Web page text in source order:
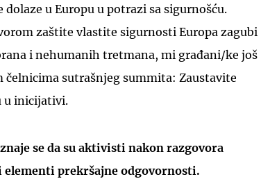
u Europu u potrazi sa sigurnošću.
zaštite vlastite sigurnosti Europa zagubi
i nehumanih tretmana, mi građani/ke još
čelnicima sutrašnjeg summita: Zaustavite
u inicijativi.
se da su aktivisti nakon razgovora
prekršajne odgovornosti.